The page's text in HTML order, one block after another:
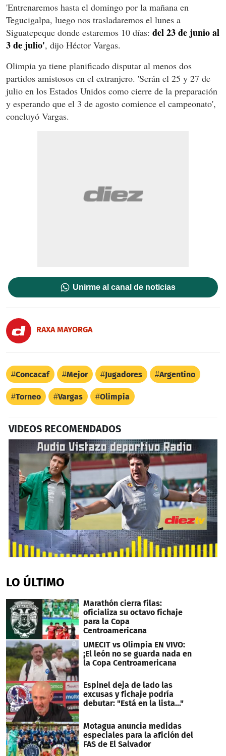
'Entrenaremos hasta el domingo por la mañana en
Tegucigalpa, luego nos trasladaremos el lunes a
Siguatepeque donde estaremos 10 días: del 23 de junio al
3 de julio', dijo Héctor Vargas.
Olimpia ya tiene planificado disputar al menos dos
partidos amistosos en el extranjero. 'Serán el 25 y 27 de
julio en los Estados Unidos como cierre de la preparación
y esperando que el 3 de agosto comience el campeonato',
concluyó Vargas.
Unirme al canal de noticias
RAXA MAYORGA
Concacaf Mejor Jugadores Argentino
Torneo Vargas Olimpia
VIDEOS RECOMENDADOS
of
3
26
seconds
LO ÚLTIMO
Marathón cierra filas:
oficializa su octavo fichaje
para la Copa
Centroamericana
UMECIT vs Olimpia EN VIVO:
¡El león no se guarda nada en
la Copa Centroamericana
Espinel deja de lado las
excusas y fichaje podría
debutar: "Está en la lista..."
Motagua anuncia medidas
especiales para la afición del
FAS de El Salvador